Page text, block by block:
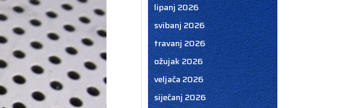
lipanj 2026
svibanj 2026
travanj 2026
ožujak 2026
veljača 2026
siječanj 2026